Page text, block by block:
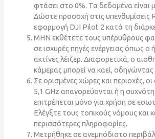
φτάσει στο 0%. Τα δεδομένα είναι
Δώστε προσοχή στις υπενθυμίσεις
εφαρμογή DJI Pilot 2 κατά τη
ΜΗΝ εκθέτετε τους υπέρυθρους
σε ισχυρές πηγές ενέργειας όπως ο
ακτίνες λέιζερ. Διαφορετικά, ο
κάμερας μπορεί να καεί,
Σε ορισμένες χώρες και περιοχές,
5,1 GHz απαγορεύονται ή η
επιτρέπεται μόνο για χρήση σε
Ελέγξτε τους τοπικούς νόμους και
περισσότερες πληροφορίες.
Μετρήθηκε σε ανεμπόδιστο